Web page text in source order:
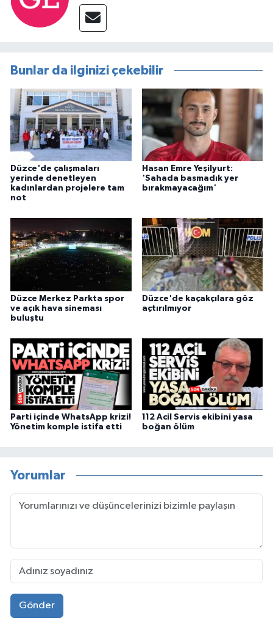
Bunlar da ilginizi çekebilir
Düzce'de çalışmaları
yerinde denetleyen
kadınlardan projelere tam
not
Hasan Emre Yeşilyurt:
'Sahada basmadık yer
bırakmayacağım'
Düzce Merkez Parkta spor
ve açık hava sineması
buluştu
Düzce'de kaçakçılara göz
açtırılmıyor
Parti içinde WhatsApp krizi!
Yönetim komple istifa etti
112 Acil Servis ekibini yasa
boğan ölüm
Yorumlar
Gönder